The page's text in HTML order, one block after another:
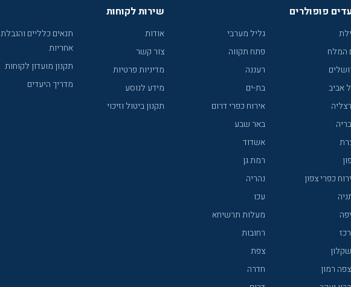
פופולרים
המלח
אביב
כפרי צפון
רמון
גליל מערבי
פתח תקווה
רעננה
בת-ים
אירוח כפרי דרום
באר שבע
אשדוד
רמת גן
נהריה
עכו
מעלות תרשיחא
רחובות
צפת
חדרה
שירות לקוחות
אודות
צור קשר
מדיניות פרטיות
מידע לנוסע
תקנון ביטול וזיכוי
תנאים כלליים והגבלת
אחריות
תקנון מועדון לקוחות
מדריך היעדים